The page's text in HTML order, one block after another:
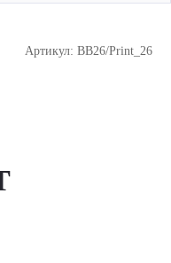
Артикул: BB26/Print_26